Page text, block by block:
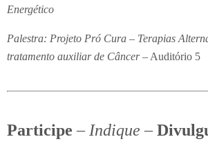
Energético
Palestra: Projeto Pró Cura – Terapias
tratamento auxiliar de Câncer– Auditório 5
Participe–Indique–